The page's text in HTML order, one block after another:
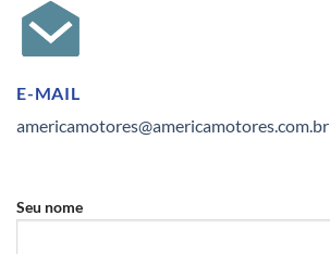
E-MAIL
americamotores@americamotores.com.br
Seu nome